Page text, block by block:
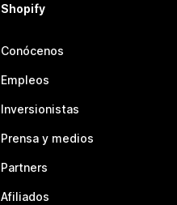
Shopify
Conócenos
Empleos
Inversionistas
Prensa y medios
Partners
Afiliados